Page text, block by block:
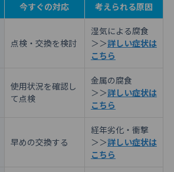
今すぐの対応 考えられる原因
点検・交換を検討
湿気による腐食
＞＞詳しい症状は
こちら
使用状況を確認し
て点検
金属の腐食
＞＞詳しい症状は
こちら
早めの交換する
経年劣化・衝撃
＞＞詳しい症状は
こちら